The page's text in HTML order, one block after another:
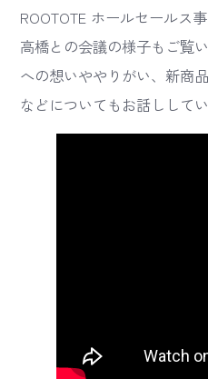
ROOTOTE ホールセールス
高橋との会議の様子もご覧
への想いややりがい、新商
などについてもお話ししてい